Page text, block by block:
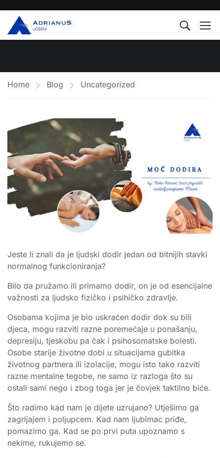
Home Blog Uncategorized
Jeste li znali da je ljudski dodir jedan od bitnijih stavki
normalnog funkcioniranja?
Bilo da pružamo ili primamo dodir, on je od esencijalne
važnosti za ljudsko fizičko i psihičko zdravlje.
Osobama kojima je bio uskraćen dodir dok su bili
djeca, mogu razviti razne poremećaje u ponašanju,
depresiju, tjeskobu pa čak i psihosomatske bolesti.
Osobe starije životne dobi u situacijama gubitka
životnog partnera ili izolacije, mogu isto tako razviti
razne mentalne tegobe, ne samo iz razloga što su
ostali sami nego i zbog toga jer je čovjek taktilno biće.
Što radimo kad nam je dijete uzrujano? Utješimo ga
zagrljajem i poljupcem. Kad nam ljubimac priđe,
pomazimo ga. Kad se po prvi puta upoznamo s
nekime, rukujemo se.